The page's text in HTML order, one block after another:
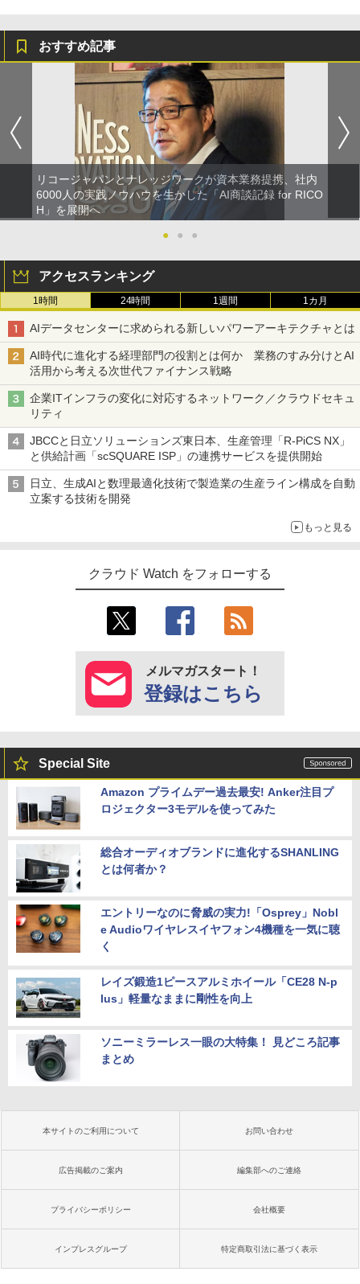
おすすめ記事
リコージャパンとナレッジワークが資本業務提携、社内
6000人の実践ノウハウを生かした「AI商談記録 for RICO
H」を展開へ
●
● ●
アクセスランキング
1時間 24時間 1週間 1カ月
AIデータセンターに求められる新しいパワーアーキテクチャとは
AI時代に進化する経理部門の役割とは何か 業務のすみ分けとAI
活用から考える次世代ファイナンス戦略
企業ITインフラの変化に対応するネットワーク／クラウドセキュ
リティ
JBCCと日立ソリューションズ東日本、生産管理「R-PiCS NX」
と供給計画「scSQUARE ISP」の連携サービスを提供開始
日立、生成AIと数理最適化技術で製造業の生産ライン構成を自動
立案する技術を開発
もっと見る
クラウド Watch をフォローする
メルマガスタート！
登録はこちら
Special Site
Amazon プライムデー過去最安! Anker注目プ
ロジェクター3モデルを使ってみた
総合オーディオブランドに進化するSHANLING
とは何者か？
エントリーなのに脅威の実力!「Osprey」Nobl
e Audioワイヤレスイヤフォン4機種を一気に聴
く
レイズ鍛造1ピースアルミホイール「CE28 N-p
lus」軽量なままに剛性を向上
ソニーミラーレス一眼の大特集！ 見どころ記事
まとめ
本サイトのご利用について お問い合わせ
広告掲載のご案内 編集部へのご連絡
プライバシーポリシー 会社概要
インプレスグループ 特定商取引法に基づく表示